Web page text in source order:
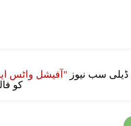
سب نیوز "آفیشل واٹس
کو